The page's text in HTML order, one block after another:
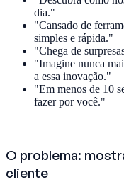
dia."
"Cansado de
simples e rápida."
"Chega de
"Imagine nunca
a essa inovação."
"Em menos de 10
fazer por você."
O problema:
cliente